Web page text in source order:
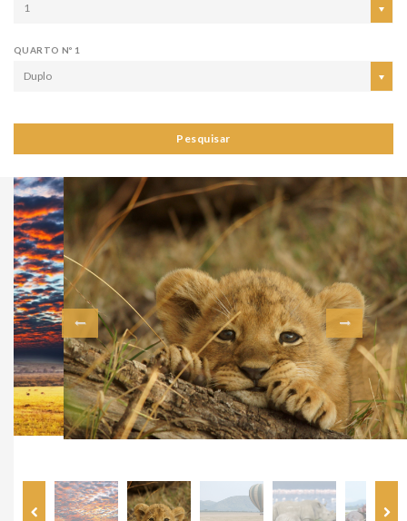
1
QUARTO Nº 1
Duplo
Pesquisar